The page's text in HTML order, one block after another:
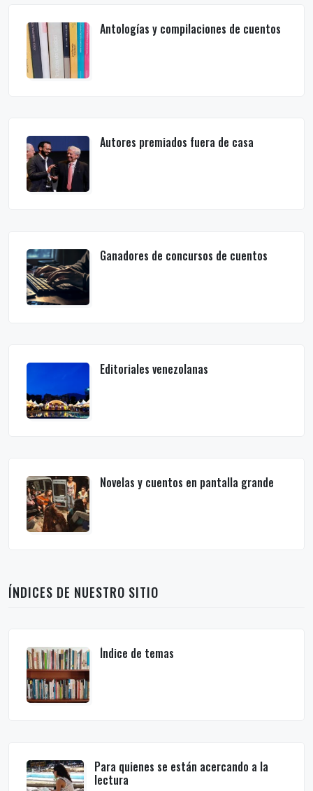
Antologías y compilaciones de cuentos
Autores premiados fuera de casa
Ganadores de concursos de cuentos
Editoriales venezolanas
Novelas y cuentos en pantalla grande
ÍNDICES DE NUESTRO SITIO
Índice de temas
Para quienes se están acercando a la
lectura